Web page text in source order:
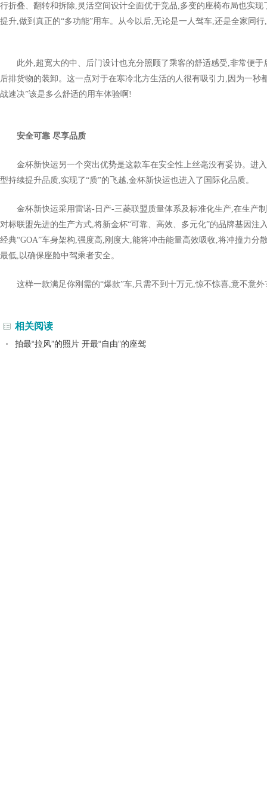
行折叠、翻转和拆除,灵活空间设计全面优于竞品,多变的座椅布局也实
提升,做到真正的“多功能”用车。从今以后,无论是一人驾车,还是全家同
此外,超宽大的中、后门设计也充分照顾了乘客的舒适感受,非常便
后排货物的装卸。这一点对于在寒冷北方生活的人很有吸引力,因为一秒
战速决”该是多么舒适的用车体验啊!
安全可靠 尽享品质
金杯新快运另一个突出优势是这款车在安全性上丝毫没有妥协。进
型持续提升品质,实现了“质”的飞越,金杯新快运也进入了国际化品质。
金杯新快运采用雷诺-日产-三菱联盟质量体系及标准化生产,在生产
对标联盟先进的生产方式,将新金杯“可靠、高效、多元化”的品牌基因注
经典“GOA”车身架构,强度高,刚度大,能将冲击能量高效吸收,将冲撞力分
最低,以确保座舱中驾乘者安全。
这样一款满足你刚需的“爆款”车,只需不到十万元,惊不惊喜,意不意外
相关阅读
拍最“拉风”的照片 开最“自由”的座驾